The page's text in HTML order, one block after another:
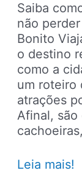
Saiba
não
Bonito
o destino
como a
um roteiro
atrações
Afinal, são
Como
Leia mais!